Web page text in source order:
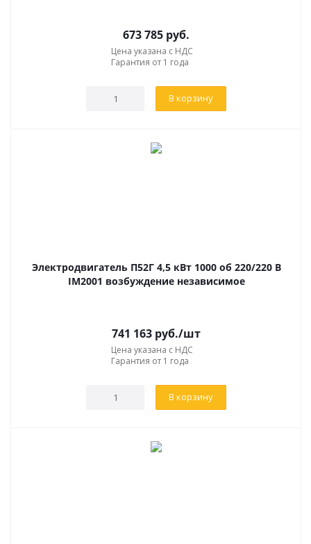
673 785 руб.
Цена указана с НДС
Гарантия от 1 года
В корзину
Электродвигатель П52Г 4,5 кВт 1000 об 220/220 В
IM2001 возбуждение независимое
741 163 руб./шт
Цена указана с НДС
Гарантия от 1 года
В корзину